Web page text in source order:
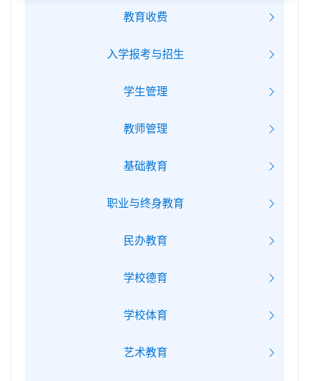
教育收费
入学报考与招生
学生管理
教师管理
基础教育
职业与终身教育
民办教育
学校德育
学校体育
艺术教育